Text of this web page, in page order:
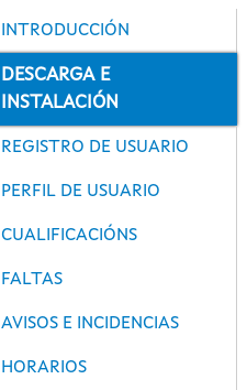
Espazos
INTRODUCCIÓN
DESCARGA E
INSTALACIÓN
REGISTRO DE USUARIO
PERFIL DE USUARIO
CUALIFICACIÓNS
FALTAS
AVISOS E INCIDENCIAS
HORARIOS